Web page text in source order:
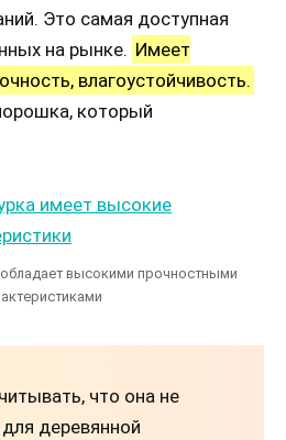
Это самая доступная
на рынке. Имеет
влагоустойчивость.
который
высокими прочностными
что она не
деревянной